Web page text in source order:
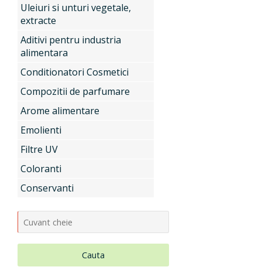
Emulgatori
Uleiuri si unturi vegetale, extracte
Aditivi pentru industria alimentara
Contact
Uleiuri si unturi vegetale,
extracte
Aditivi pentru industria
alimentara
Conditionatori Cosmetici
Compozitii de parfumare
Arome alimentare
Emolienti
Filtre UV
Coloranti
Conservanti
Cauta